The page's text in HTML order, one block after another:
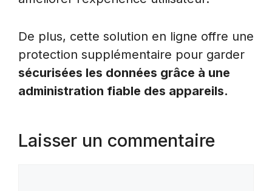
De plus, cette solution en ligne offre une
protection supplémentaire pour garder
sécurisées les données grâce à une
administration fiable des appareils.
Laisser un commentaire